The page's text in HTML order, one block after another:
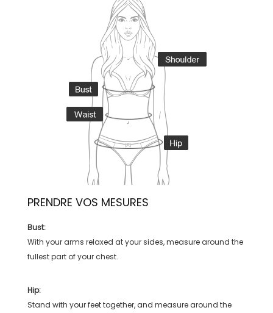
PRENDRE VOS MESURES
Bust:
With your arms relaxed at your sides, measure around the
fullest part of your chest.
Hip:
Stand with your feet together, and measure around the